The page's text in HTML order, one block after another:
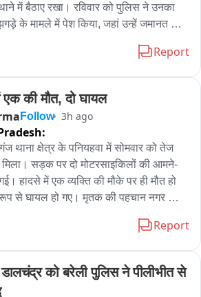
में बैठाए रखा। रविवार को पुलिस ने उनका
के मामले में पेश किया, जहां उन्हें जमानत मिल
और इसके बाद रिहाई हुई। परिजनों के अनुसार,
मामले की जानकारी ली। इस मामले में यह सवाल
का आरोप था तो संबंधित धाराओं में कार्रवाई
केवल झगड़े का था तो पांच दिन तक
था। रकम मांगने की चर्चा भी है, हालांकि
है।
Report
की मौत, दो घायल
Follow 3h ago
थाना क्षेत्र के पनियहवा में सोमवार को तेज
सड़क पर दो मोटरसाइकिलों की आमने-
हादसे में एक व्यक्ति की मौके पर ही मौत हो
रूप से घायल हो गए। मृतक की पहचान नगर
पर पहुंची और घायलों को उपचार के लिए
मौके पर अफरा-तफरी मच गई।
Report
को बरेली पुलिस ने पीलीभीत से